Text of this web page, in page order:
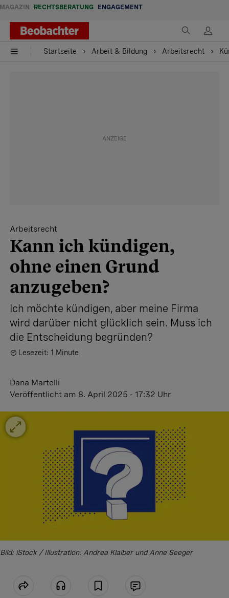
MAGAZIN RECHTSBERATUNG ENGAGEMENT
Startseite Arbeit & Bildung Arbeitsrecht
Arbeitsrecht
Kann ich kündigen,
ohne einen Grund
anzugeben?
Ich möchte kündigen, aber meine Firma
wird darüber nicht glücklich sein. Muss ich
die Entscheidung begründen?
Lesezeit: 1 Minute
Dana Martelli
Veröffentlicht am 8. April 2025 - 17:32 Uhr
Bild: iStock / Illustration: Andrea Klaiber und Anne Seeger